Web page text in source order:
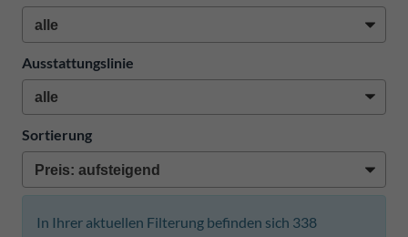
Ausstattungslinie
Sortierung
In Ihrer aktuellen Filterung befinden sich 338